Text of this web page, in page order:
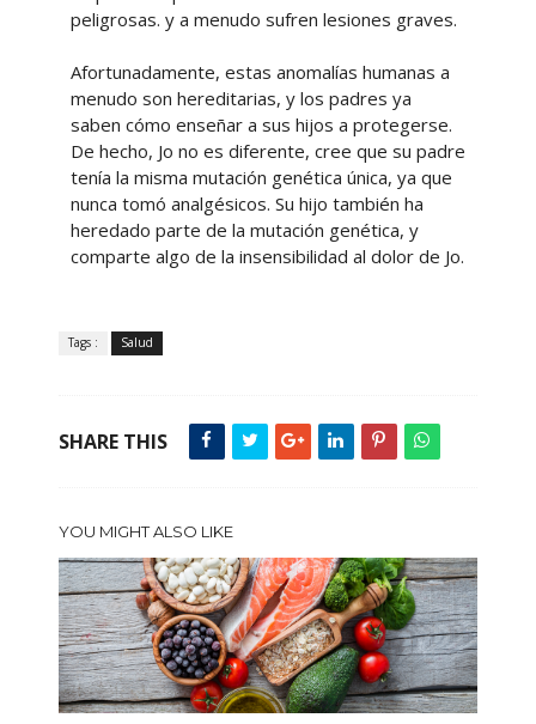
peligrosas. y a menudo sufren lesiones graves.
Afortunadamente, estas anomalías humanas a
menudo son hereditarias, y los padres ya
saben cómo enseñar a sus hijos a protegerse.
De hecho, Jo no es diferente, cree que su padre
tenía la misma mutación genética única, ya que
nunca tomó analgésicos. Su hijo también ha
heredado parte de la mutación genética, y
comparte algo de la insensibilidad al dolor de Jo.
Tags : Salud
SHARE THIS
YOU MIGHT ALSO LIKE